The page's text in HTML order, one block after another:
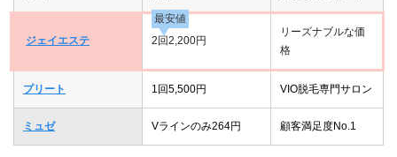
ジェイエステ
最安値
2回2,200円
リーズナブルな価
格
プリート 1回5,500円 VIO脱毛専門サロン
ミュゼ Vラインのみ264円 顧客満足度No.1